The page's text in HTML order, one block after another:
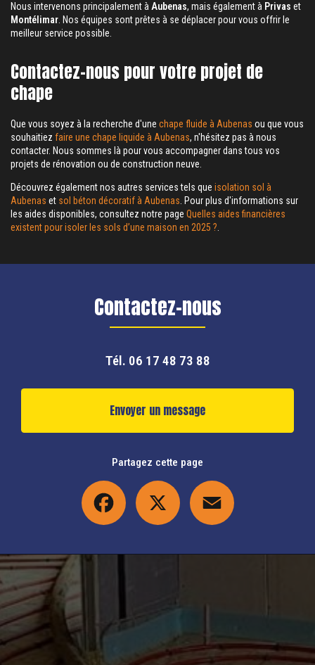
Nous intervenons principalement à Aubenas, mais également à Privas et
Montélimar . Nos équipes sont prêtes à se déplacer pour vous offrir le
meilleur service possible.
Contactez-nous pour votre projet de
chape
Que vous soyez à la recherche d'une chape fluide à Aubenas ou que vous
souhaitiez faire une chape liquide à Aubenas, n'hésitez pas à nous
contacter. Nous sommes là pour vous accompagner dans tous vos
projets de rénovation ou de construction neuve.
Découvrez également nos autres services tels que isolation sol à
Aubenas et sol béton décoratif à Aubenas . Pour plus d'informations sur
les aides disponibles, consultez notre page Quelles aides financières
existent pour isoler les sols d’une maison en 2025 ?
Contactez-nous
Tél. 06 17 48 73 88
Envoyer un message
Partagez cette page
Facebook